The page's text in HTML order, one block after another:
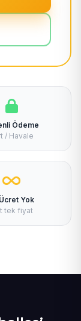
Ödeme
/ Havale
Yok
tek fiyat